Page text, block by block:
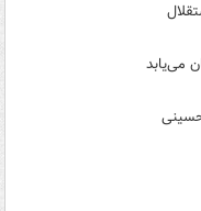
می‌یابد